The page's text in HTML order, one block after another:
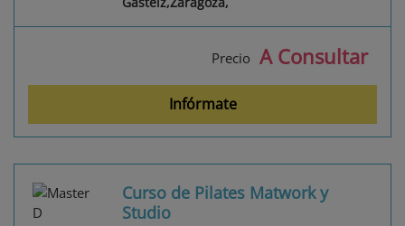
Precio A Consultar
Infórmate
Curso de Pilates Matwork y
Studio